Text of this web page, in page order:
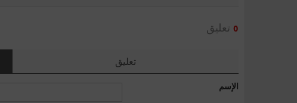
0 تعليق
تعليق
الإسم